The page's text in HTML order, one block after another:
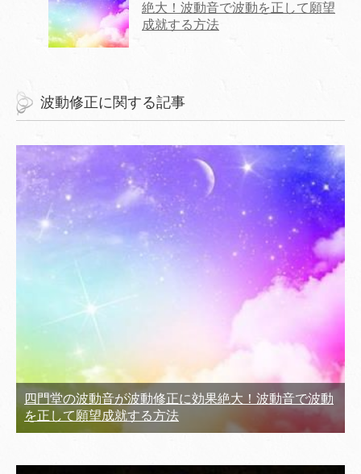
絶大！波動音で波動を正して願望
成就する方法
波動修正に関する記事
四門堂の波動音が波動修正に効果絶大！波動音で波動
を正して願望成就する方法